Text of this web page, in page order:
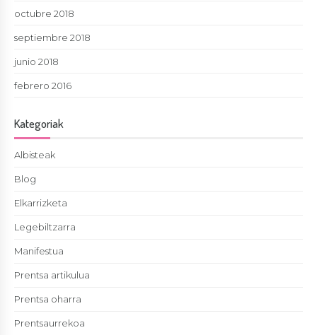
octubre 2018
septiembre 2018
junio 2018
febrero 2016
Kategoriak
Albisteak
Blog
Elkarrizketa
Legebiltzarra
Manifestua
Prentsa artikulua
Prentsa oharra
Prentsaurrekoa